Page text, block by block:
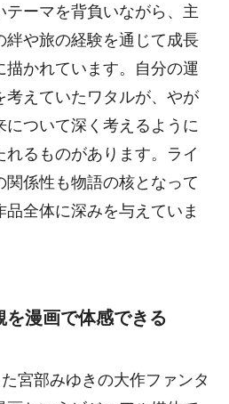
テーマを背負いながら、主
絆や旅の経験を通じて成長
描かれています。自分の運
考えていたワタルが、やが
について深く考えるように
るものがあります。ライ
係性も物語の核となって
全体に深みを与えていま
漫画で体感できる
宮部みゆきの大作ファンタ